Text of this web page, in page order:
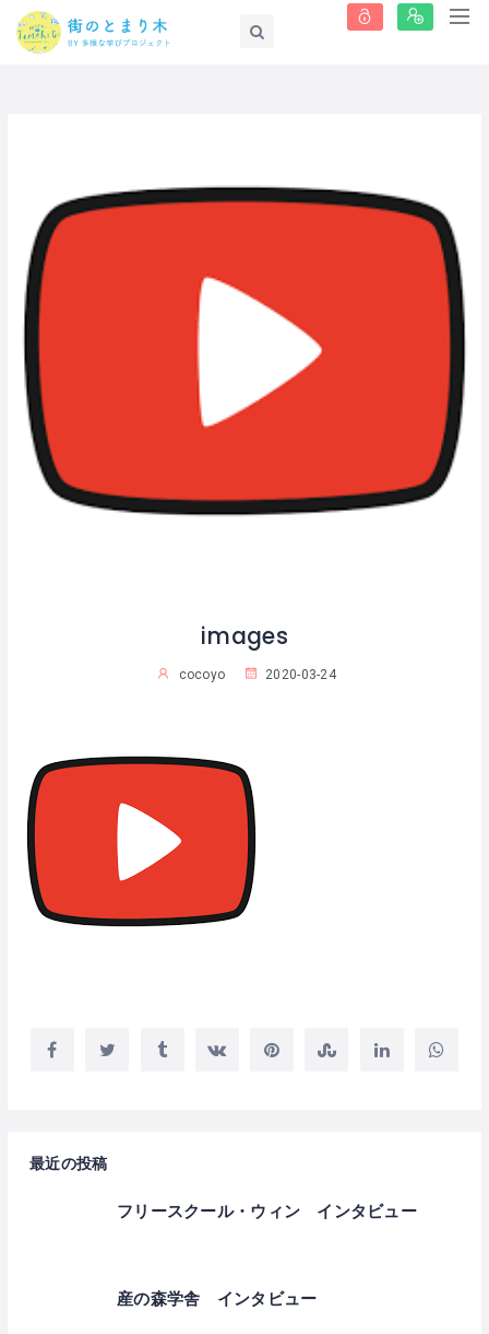
images
cocoyo 2020-03-24
最近の投稿
フリースクール・ウィン インタビュー
産の森学舎 インタビュー